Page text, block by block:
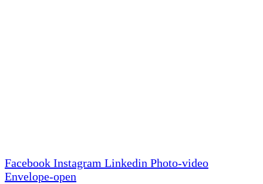
Facebook Instagram Linkedin Photo-video
Envelope-open